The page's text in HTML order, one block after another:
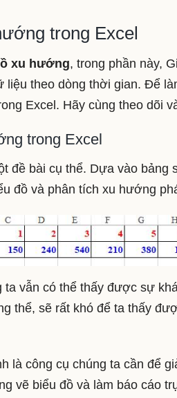
trong Excel
xu hướng, trong phần này,
liệu theo dòng thời gian. Để
Excel. Hãy cùng theo dõi
trong Excel
đề bài cụ thể. Dựa vào bảng
đồ và phân tích xu hướng
ta vẫn có thể thấy được sự
thể, sẽ rất khó để ta thấy
là công cụ chúng ta cần để
vẽ biểu đồ và làm báo cáo